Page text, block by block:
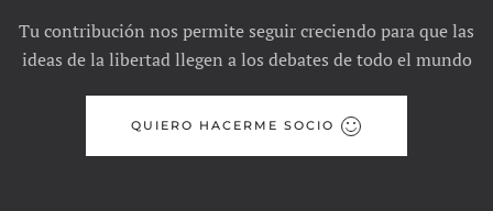
Tu contribución nos permite seguir creciendo para que las
ideas de la libertad llegen a los debates de todo el mundo
QUIERO HACERME SOCIO